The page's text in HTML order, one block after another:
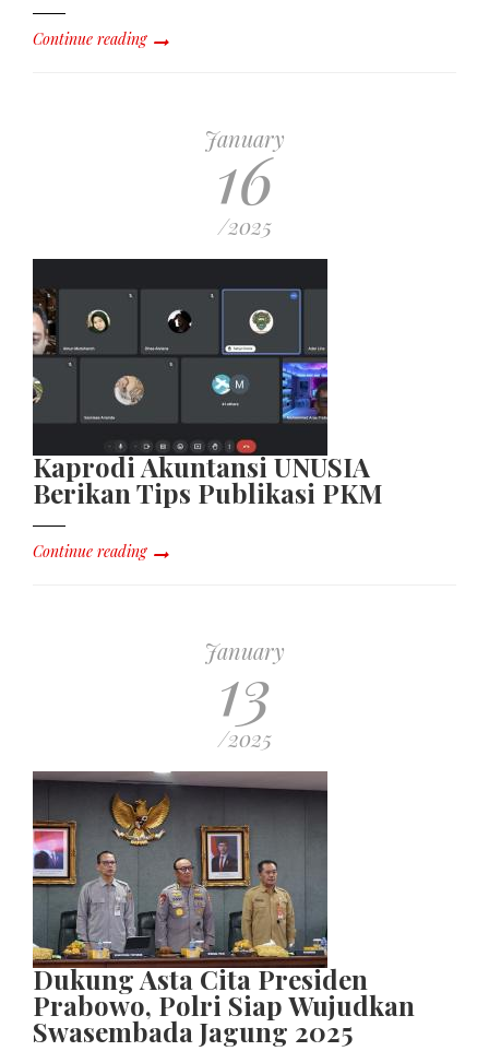
Continue reading
January
16
/2025
Kaprodi Akuntansi UNUSIA
Berikan Tips Publikasi PKM
Continue reading
January
13
/2025
Dukung Asta Cita Presiden
Prabowo, Polri Siap Wujudkan
Swasembada Jagung 2025